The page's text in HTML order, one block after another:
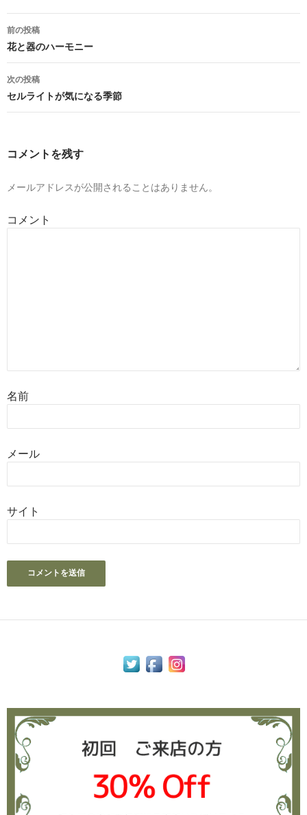
投
稿
ナ
ビ
ゲ
ー
ョ
ン
前の投稿
花と器のハーモニー
次の投稿
セルライトが気になる季節
コメントを残す
メールアドレスが公開されることはありません。
コメント
名前
メール
サイト